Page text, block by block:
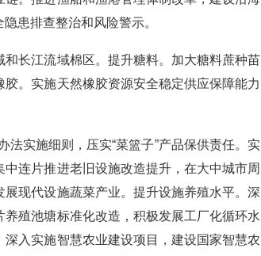
患排查整治和风险警示。
长江流域棉区。提升糖料。加大糖料蔗种苗
。实施天然橡胶资源安全稳定供应保障能力
实施细则，压实“菜篮子”产品保供责任。实
连片推进老旧设施改造提升，在大中城市周
现代设施蔬菜产业。提升设施养殖水平。深
殖池塘标准化改造，积极发展工厂化循环水
入实施智慧农业建设项目，建设国家智慧农